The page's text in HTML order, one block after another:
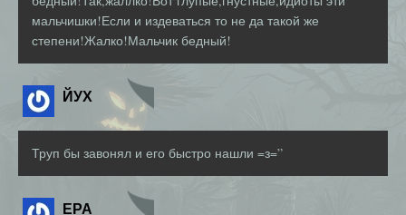
мальчишки!Если и издеваться то не да такой же
степени!Жалко!Мальчик бедный!
ЙУХ
Труп бы завонял и его быстро нашли =з=”
ЕРА